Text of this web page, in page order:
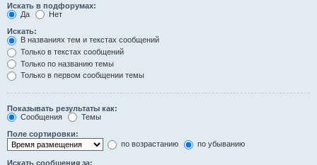
Искать в подфорумах:
Да
Нет
Искать:
В названиях тем и текстах сообщений
Только в текстах сообщений
Только по названию темы
Только в первом сообщении темы
Показывать результаты как:
Сообщения
Темы
Поле сортировки:
по возрастанию
по убыванию
Искать сообщения за: